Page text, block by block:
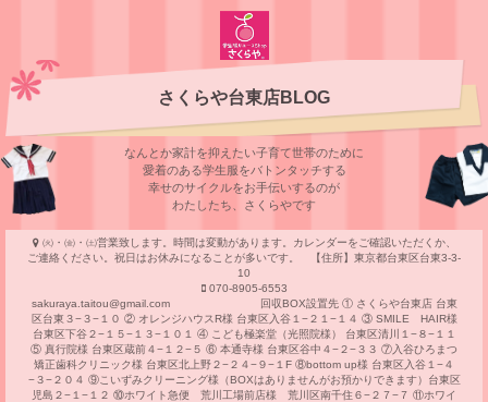
さくらや台東店BLOG
なんとか家計を抑えたい子育て世帯のために
愛着のある学⽣服をバトンタッチする
幸せのサイクルをお⼿伝いするのが
わたしたち、さくらやです
㈫・㈮・㈯営業致します。時間は変動があります。カレンダーをご確認いただくか、
ご連絡ください。祝日はお休みになることが多いです。 【住所】東京都台東区台東3-3-
10
070-8905-6553
sakuraya.taitou@gmail.com 回収BOX設置先 ① さくらや台東店 台東
区台東３−３−１０ ② オレンジハウスR様 台東区入谷１−２１−１４ ③ SMILE HAIR様
台東区下谷２−１５−１３−１０１ ④ こども極楽堂（光照院様） 台東区清川１−８−１１
⑤ 真行院様 台東区蔵前４−１２−５ ⑥ 本通寺様 台東区谷中４−２−３３ ⑦入谷ひろまつ
矯正歯科クリニック様 台東区北上野２−２４−９−１F ⑧bottom up様 台東区入谷１−４
−３−２０４ ⑨こいずみクリーニング様（BOXはありませんがお預かりできます）台東区
児島２−１−１２ ⑩ホワイト急便 荒川工場前店様 荒川区南千住６−２７−７ ⑪ホワイ